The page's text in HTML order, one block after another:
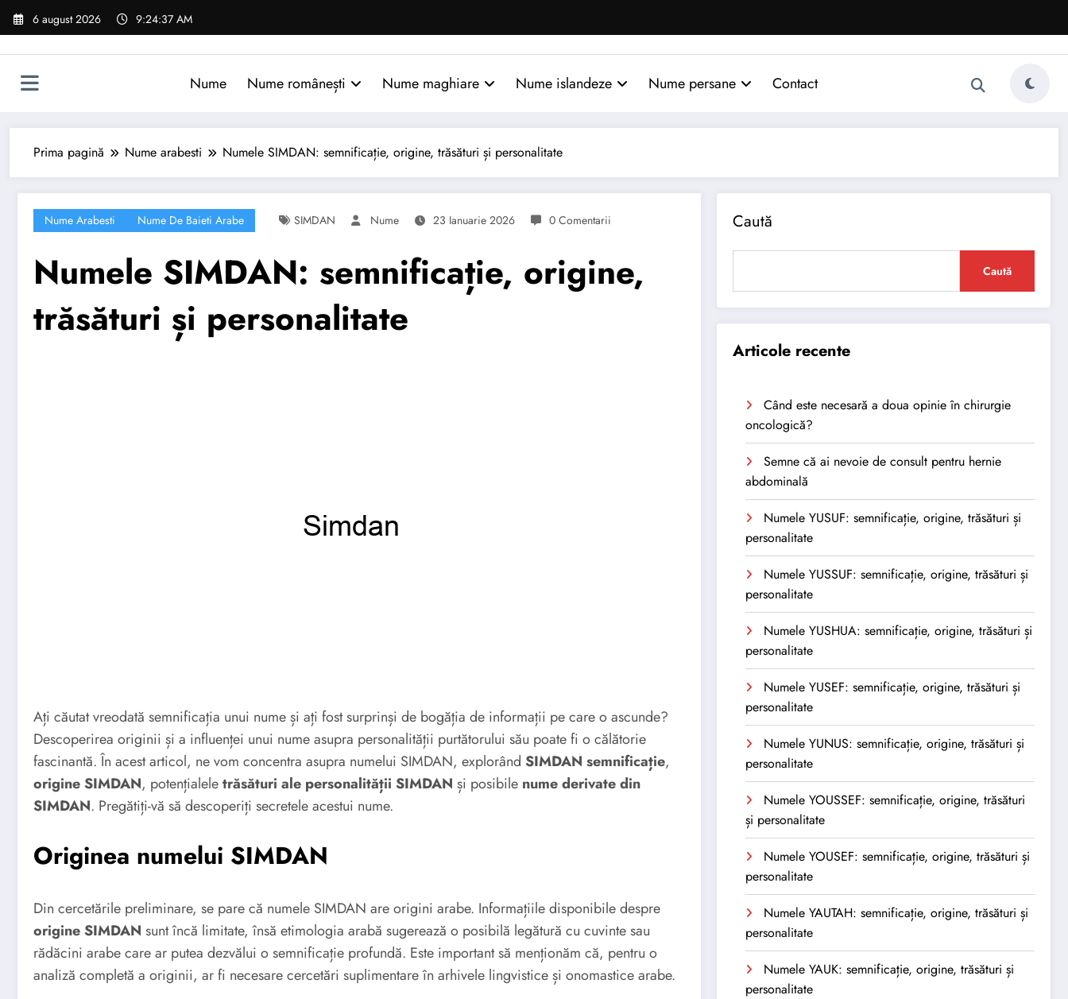
Sari
6 august 2026 9:24:38 AM
Nume Nume românești Nume maghiare Nume islandeze Nume persane Contact
Prima pagină Nume arabesti Numele SIMDAN: semnificație, origine, trăsături și personalitate
Nume Arabesti Nume De Baieti Arabe SIMDAN Nume 23 Ianuarie 2026 0 Comentarii
Numele SIMDAN: semnificație, origine,
trăsături și personalitate
Ați căutat vreodată semnificația unui nume și ați fost surprinși de bogăția de informații pe care o ascunde?
Descoperirea originii și a influenței unui nume asupra personalității purtătorului său poate fi o călătorie
fascinantă. În acest articol, ne vom concentra asupra numelui SIMDAN, explorând SIMDAN semnificație,
origine SIMDAN, potențialeletrăsături ale personalității SIMDAN și posibile nume derivate din
SIMDAN. Pregătiți-vă să descoperiți secretele acestui nume.
Originea numelui SIMDAN
Din cercetările preliminare, se pare că numele SIMDAN are origini arabe. Informațiile disponibile despre
origine SIMDAN sunt încă limitate, însă etimologia arabă sugerează o posibilă legătură cu cuvinte sau
rădăcini arabe care ar putea dezvălui o semnificație profundă. Este important să menționăm că, pentru o
analiză completă a originii, ar fi necesare cercetări suplimentare în arhivele lingvistice și onomastice arabe.
Caută
Caută
Articole recente
Când este necesară a doua opinie în chirurgie
oncologică?
Semne că ai nevoie de consult pentru hernie
abdominală
Numele YUSUF: semnificație, origine, trăsături și
personalitate
Numele YUSSUF: semnificație, origine, trăsături și
personalitate
Numele YUSHUA: semnificație, origine, trăsături și
personalitate
Numele YUSEF: semnificație, origine, trăsături și
personalitate
Numele YUNUS: semnificație, origine, trăsături și
personalitate
Numele YOUSSEF: semnificație, origine, trăsături
și personalitate
Numele YOUSEF: semnificație, origine, trăsături și
personalitate
Numele YAUTAH: semnificație, origine, trăsături și
personalitate
Numele YAUK: semnificație, origine, trăsături și
personalitate